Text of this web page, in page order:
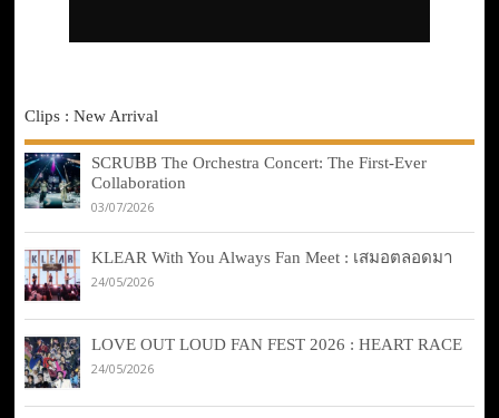
Clips : New Arrival
SCRUBB The Orchestra Concert: The First-Ever
Collaboration
03/07/2026
KLEAR With You Always Fan Meet : เสมอตลอดมา
24/05/2026
LOVE OUT LOUD FAN FEST 2026 : HEART RACE
24/05/2026